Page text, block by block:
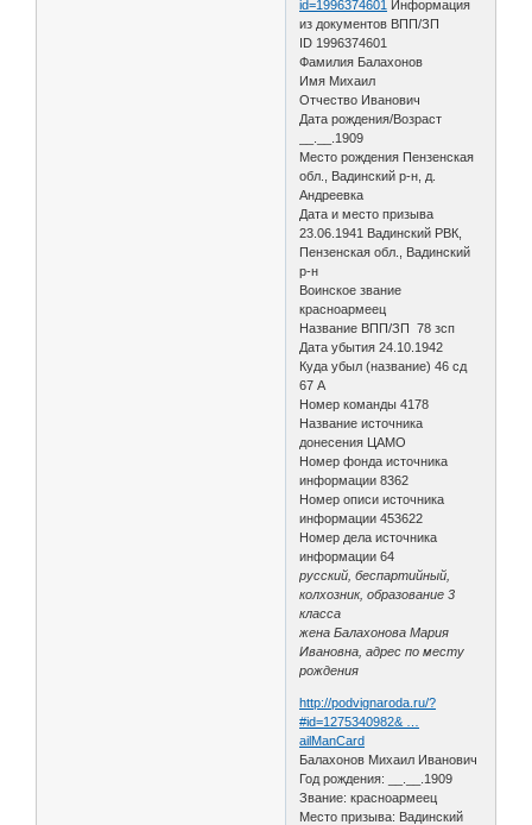
id=1996374601 Информация
из документов ВПП/ЗП
ID 1996374601
Фамилия Балахонов
Имя Михаил
Отчество Иванович
Дата рождения/Возраст
__.__.1909
Место рождения Пензенская
обл., Вадинский р-н, д.
Андреевка
Дата и место призыва
23.06.1941 Вадинский РВК,
Пензенская обл., Вадинский
р-н
Воинское звание
красноармеец
Название ВПП/ЗП 78 зсп
Дата убытия 24.10.1942
Куда убыл (название) 46 сд
67 А
Номер команды 4178
Название источника
донесения ЦАМО
Номер фонда источника
информации 8362
Номер описи источника
информации 453622
Номер дела источника
информации 64
русский, беспартийный,
колхозник, образование 3
класса
жена Балахонова Мария
Ивановна, адрес по месту
рождения
http://podvignaroda.ru/?
#id=1275340982& …
ailManCard
Балахонов Михаил Иванович
Год рождения: __.__.1909
Звание: красноармеец
Место призыва: Вадинский